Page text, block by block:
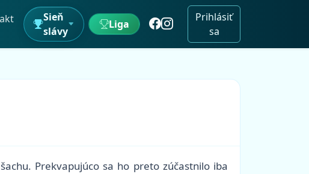
Sieň
slávy
Liga
Prihlásiť
sa
Prekvapujúco sa ho preto zúčastnilo iba